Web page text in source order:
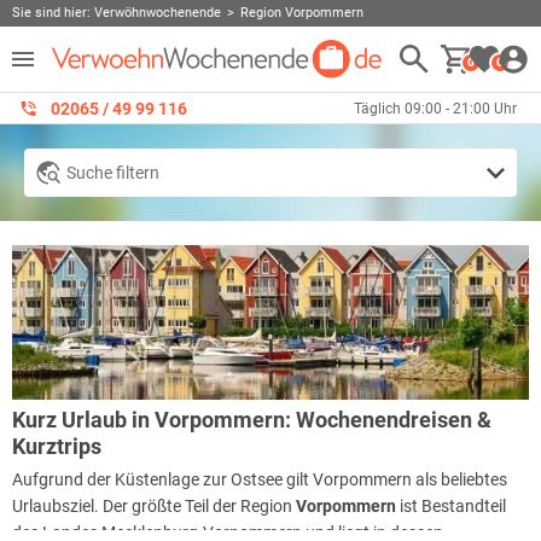
Sie sind hier: Verwöhnwochenende Region Vorpommern
0 0
02065 / 49 ‌99 116 Täglich 09:00 - 21:00 Uhr
Suche filtern
Kurz Urlaub in Vorpommern: Wochenendreisen &
Kurztrips
Aufgrund der Küstenlage zur Ostsee gilt Vorpommern als beliebtes
Urlaubsziel. Der größte Teil der Region Vorpommern ist Bestandteil
des Landes Mecklenburg-Vorpommern und liegt in dessen